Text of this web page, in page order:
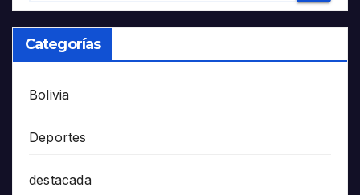
Categorías
Bolivia
Deportes
destacada